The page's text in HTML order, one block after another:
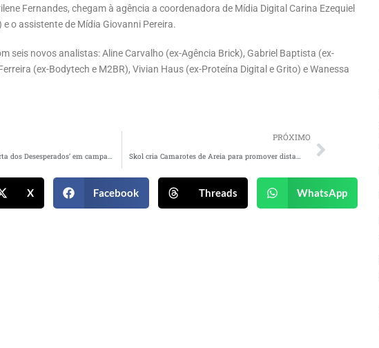
Fernandes, chegam à agência a coordenadora de Mídia Digital Carina Ezequiel
e o assistente de Mídia Giovanni Pereira.
seis novos analistas: Aline Carvalho (ex-Agência Brick), Gabriel Baptista (ex-
(ex-Bodytech e M2BR), Vivian Haus (ex-Proteína Digital e Grito) e Wanessa
Nubank recria ‘Porta dos Desesperados’ em campanha do Pix
PRÓXIMO
Skol cria Camarotes de Areia para promover distanciamento social nas praias
X Facebook Threads WhatsApp